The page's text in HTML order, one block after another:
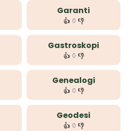
Garanti
👍 0 👎
Gastroskopi
👍 0 👎
Genealogi
👍 0 👎
Geodesi
👍 0 👎